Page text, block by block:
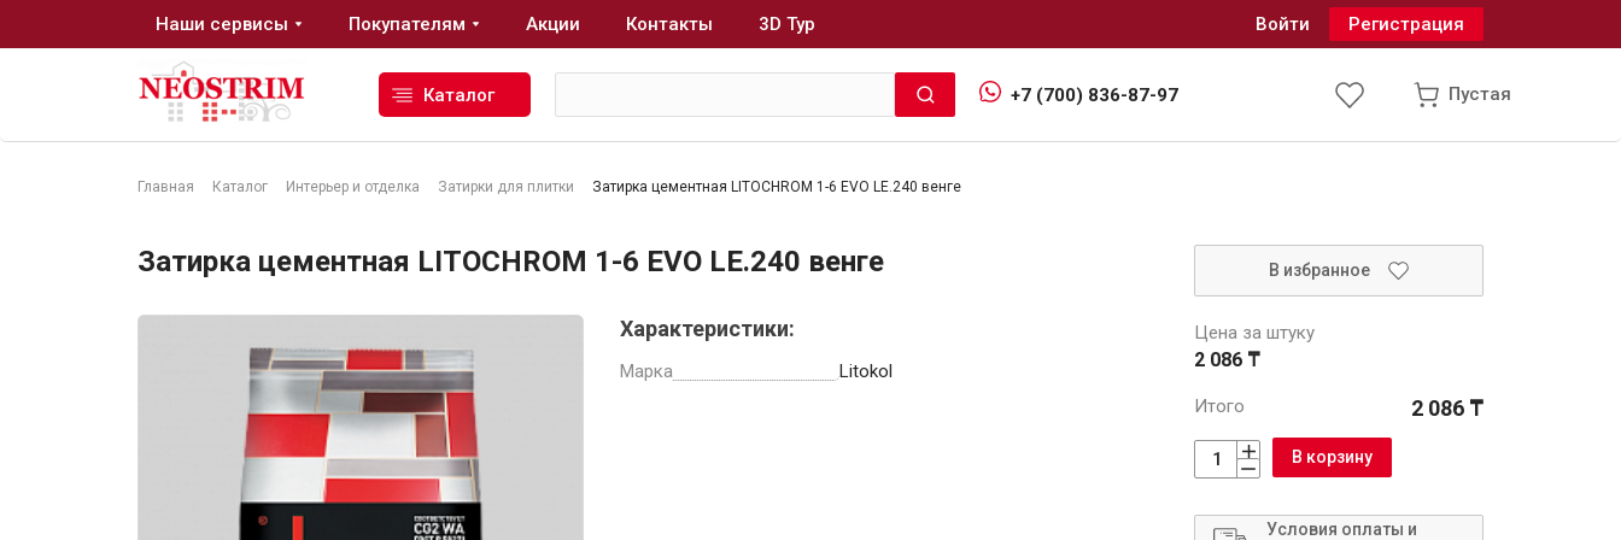
Главная Каталог Интерьер и отделка Затирки для плитки Затирка цементная LITOCHROM 1-6 EVO LE.240 венге
Затирка цементная LITOCHROM 1-6 EVO LE.240 венге
Характеристики:
Марка Litokol
В избранное
Цена за штуку
2 086 ₸
Итого 2 086 ₸
В корзину
Условия оплаты и
Наши сервисы Покупателям Акции Контакты 3D Тур Войти Регистрация
Каталог +7 (700) 836-87-97 Пустая
Изоляционные материалы
Кровельные материалы
Герметики
Клеи, жидкие гвозди
Водоснабжение и водоотведение